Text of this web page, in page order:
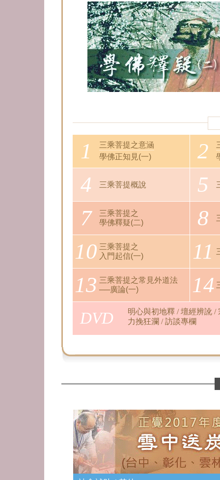
1
三乘菩提之意涵
學佛正知見(一)
2
4 三乘菩提概說 5
7
三乘菩提之
學佛釋疑(二)
8
10 三乘菩提之
入門起信(一)
11
13 三乘菩提之常見外道法
──廣論(一)
14
DVD 明心與初地釋 /壇經辨訛 /
力挽狂瀾 /訪談專欄